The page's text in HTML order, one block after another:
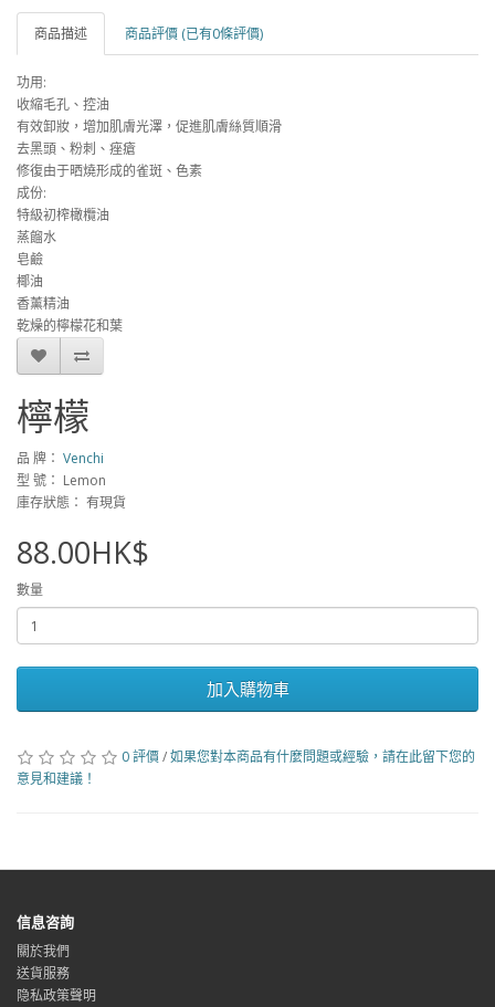
商品描述 商品評價 (已有0條評價)
功用:
收縮毛孔、控油
有效卸妝，增加肌膚光澤，促進肌膚絲質順滑
去黑頭、粉刺、痤瘡
修復由于晒燒形成的雀斑、色素
成份:
特級初榨橄欖油
蒸餾水
皂鹼
椰油
香薰精油
乾燥的檸檬花和葉
檸檬
品 牌： Venchi
型 號： Lemon
庫存狀態： 有現貨
88.00HK$
數量
加入購物車
0 評價/如果您對本商品有什麼問題或經驗，請在此留下您的
意見和建議！
信息咨詢
關於我們
送貨服務
隐私政策聲明